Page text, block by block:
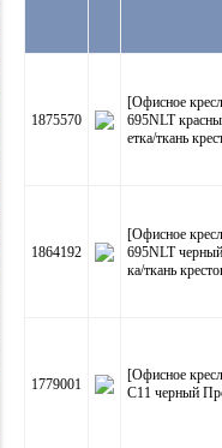
1875570
[Офисное
695NLT
етка/ткань
1864192
[Офисное
695NLT
ка/ткань
1779001
[Офисное
C11 черный